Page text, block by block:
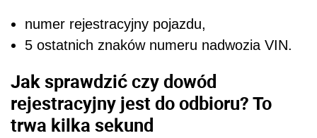
numer rejestracyjny pojazdu,
5 ostatnich znaków numeru nadwozia VIN.
Jak sprawdzić czy dowód
rejestracyjny jest do odbioru? To
trwa kilka sekund